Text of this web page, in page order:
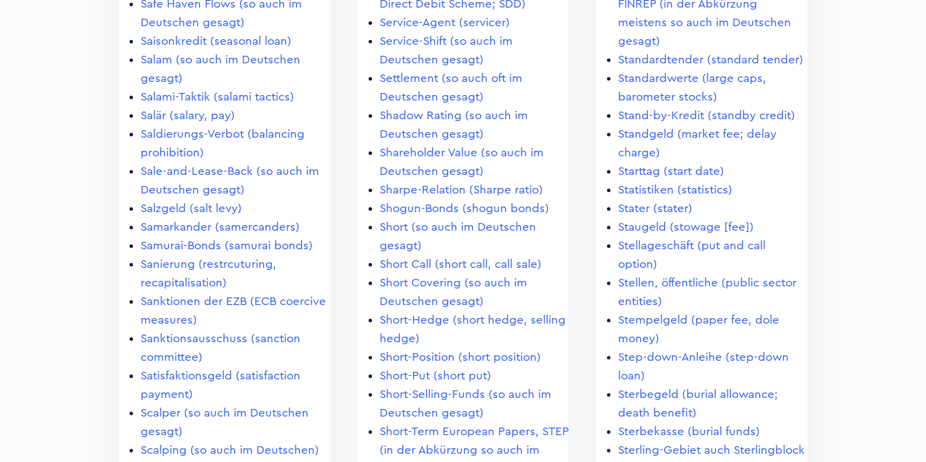
Safe Haven Flows (so auch im
Deutschen gesagt)
Saisonkredit (seasonal loan)
Salam (so auch im Deutschen
gesagt)
Salami-Taktik (salami tactics)
Salär (salary, pay)
Saldierungs-Verbot (balancing
prohibition)
Sale-and-Lease-Back (so auch im
Deutschen gesagt)
Salzgeld (salt levy)
Samarkander (samercanders)
Samurai-Bonds (samurai bonds)
Sanierung (restrcuturing,
recapitalisation)
Sanktionen der EZB (ECB coercive
measures)
Sanktionsausschuss (sanction
committee)
Satisfaktionsgeld (satisfaction
payment)
Scalper (so auch im Deutschen
gesagt)
Scalping (so auch im Deutschen)
Direct Debit Scheme; SDD)
Service-Agent (servicer)
Service-Shift (so auch im
Deutschen gesagt)
Settlement (so auch oft im
Deutschen gesagt)
Shadow Rating (so auch im
Deutschen gesagt)
Shareholder Value (so auch im
Deutschen gesagt)
Sharpe-Relation (Sharpe ratio)
Shogun-Bonds (shogun bonds)
Short (so auch im Deutschen
gesagt)
Short Call (short call, call sale)
Short Covering (so auch im
Deutschen gesagt)
Short-Hedge (short hedge, selling
hedge)
Short-Position (short position)
Short-Put (short put)
Short-Selling-Funds (so auch im
Deutschen gesagt)
Short-Term European Papers, STEP
(in der Abkürzung so auch im
FINREP (in der Abkürzung
meistens so auch im Deutschen
gesagt)
Standardtender (standard tender)
Standardwerte (large caps,
barometer stocks)
Stand-by-Kredit (standby credit)
Standgeld (market fee; delay
charge)
Starttag (start date)
Statistiken (statistics)
Stater (stater)
Staugeld (stowage [fee])
Stellageschäft (put and call
option)
Stellen, öffentliche (public sector
entities)
Stempelgeld (paper fee, dole
money)
Step-down-Anleihe (step-down
loan)
Sterbegeld (burial allowance;
death benefit)
Sterbekasse (burial funds)
Sterling-Gebiet auch Sterlingblock